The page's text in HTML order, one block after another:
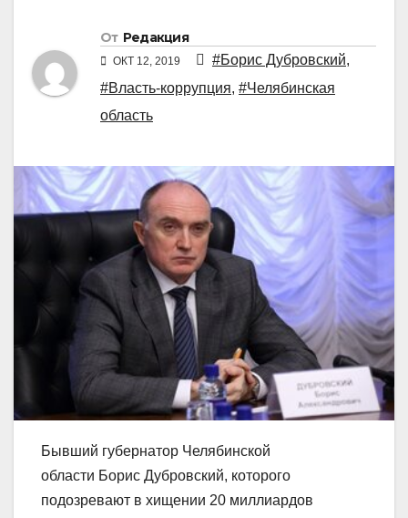
От Редакция
ОКТ 12, 2019 #Борис Дубровский,
#Власть-коррупция, #Челябинская
область
Бывший губернатор Челябинской
области Борис Дубровский, которого
подозревают в хищении 20 миллиардов